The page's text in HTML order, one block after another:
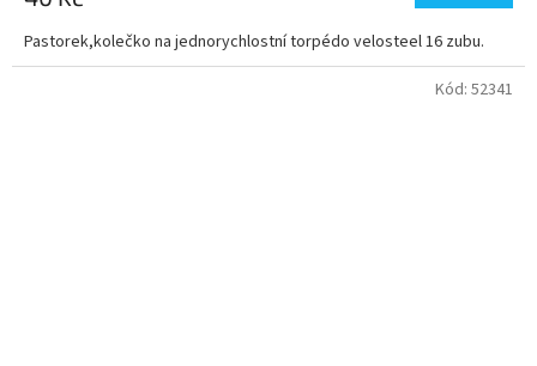
Pastorek,kolečko na jednorychlostní torpédo velosteel 16 zubu.
Kód: 52341